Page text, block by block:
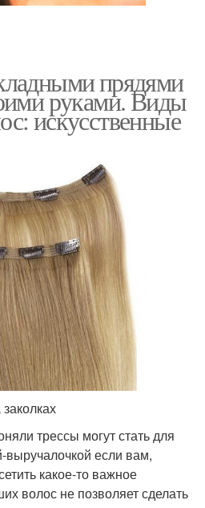
прядями
руками. Виды
искусственные
трессы могут стать для
выручалочкой если вам,
какое-то важное
волос не позволяет сделать